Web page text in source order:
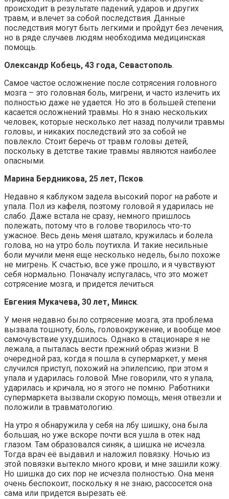
происходит в результате падений, ударов и других
травм, и влечет за собой последствия. Данные
последствия могут быть легкими и пройдут без лечения,
но в ряде случаев людям необходима медицинская
помощь.
Олександр Кобець, 43 года, Севастополь.
Самое частое осложнение после сотрясения головного
мозга – это головная боль, мигрени, и часто излечить их
полностью даже не удается. Но это в большей степени
касается осложнений травмы. Но я знаю нескольких
человек, которые несколько лет назад получили травмы
головы, и никаких последствий это за собой не
повлекло. Стоит беречь от травм головы детей,
поскольку в детстве такие травмы являются наиболее
опасными.
Марина Бердникова, 25 лет, Псков.
Недавно я каблуком задела высокий порог на работе и
упала. Пол из кафеля, поэтому головой я ударилась не
слабо. Даже встала не сразу, немного пришлось
полежать, потому что в голове творилось что-то
ужасное. Весь день меня шатало, кружилась и болела
голова, но на утро боль поутихла. И такие несильные
боли мучили меня еще несколько недель, было похоже
не мигрень. К счастью, все уже прошло, и я чувствуют
себя нормально. Поначалу испугалась, что это может
сотрясение мозга, и придется лечиться.
Евгения Мукачева, 30 лет, Минск.
У меня недавно было сотрясение мозга, эта проблема
вызвала тошноту, боль, головокружение, и вообще мое
самочувствие ухудшилось. Однако в стационаре я не
лежала, а пыталась вести прежний образ жизни. В
очередной раз, когда я пошла в супермаркет, у меня
случился приступ, похожий на эпилепсию, при этом я
упала и ударилась головой. Мне говорили, что я упала,
ударилась и кричала, но я этого не помню. Работники
супермаркета вызвали скорую помощь, меня отвезли и
положили в травматологию.
На утро я обнаружила у себя на лбу шишку, она была
большая, но уже вскоре почти вся ушла в отек над
глазом. Там образовался синяк, а шишка не исчезла.
Тогда врач её выдавил и наложил повязку. Ночью из
этой повязки вытекло много крови, и мне зашили кожу.
Но шишка до сих пор не исчезла полностью. Она меня
очень беспокоит, поскольку я не знаю, рассосется она
сама или придется вырезать её.